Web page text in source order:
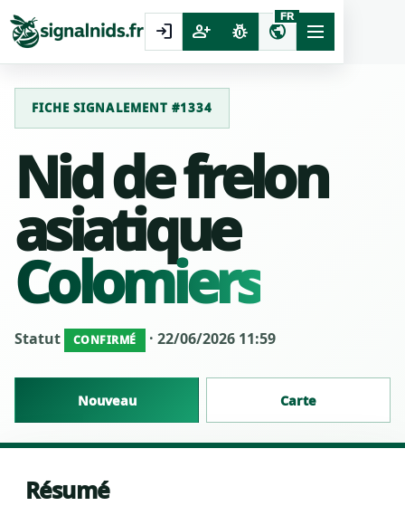
login person_add pest_control public
FR
FICHE SIGNALEMENT #1334
Nid de frelon
asiatique
Colomiers
Statut CONFIRMÉ · 22/06/2026 11:59
Nouveau Carte
Résumé